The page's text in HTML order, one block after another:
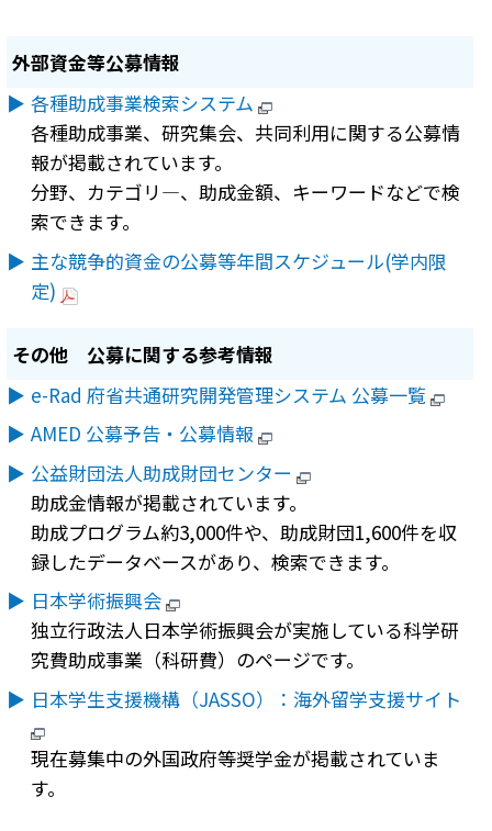
外部資金等公募情報
各種助成事業検索システム
各種助成事業、研究集会、共同利用に関する公募情
報が掲載されています。
分野、カテゴリ―、助成金額、キーワードなどで検
索できます。
主な競争的資金の公募等年間スケジュール(学内限
定)
その他 公募に関する参考情報
e-Rad 府省共通研究開発管理システム 公募一覧
AMED 公募予告・公募情報
公益財団法人助成財団センター
助成金情報が掲載されています。
助成プログラム約3,000件や、助成財団1,600件を収
録したデータベースがあり、検索できます。
日本学術振興会
独立行政法人日本学術振興会が実施している科学研
究費助成事業（科研費）のページです。
日本学生支援機構（JASSO）：海外留学支援サイト
現在募集中の外国政府等奨学金が掲載されていま
す。